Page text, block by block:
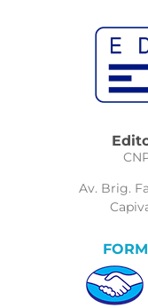
Av. Brig.